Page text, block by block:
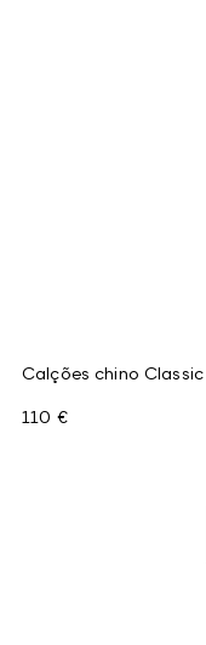
Calções chino Classic
110 €